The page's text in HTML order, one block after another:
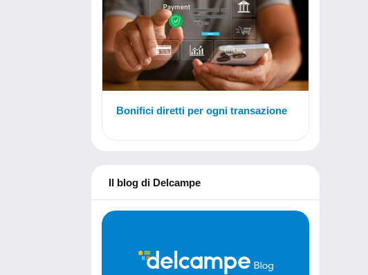
Bonifici diretti per ogni transazione
Il blog di Delcampe